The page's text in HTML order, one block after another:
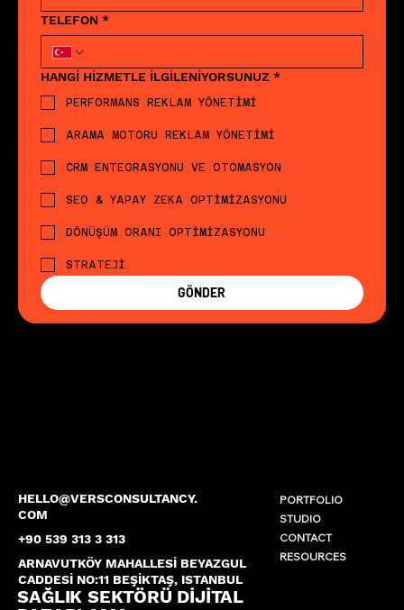
HELLO@VERSCONSULTANCY.
COM
+90 539 313 3 313
ARNAVUTKÖY MAHALLESİ BEYAZGUL
CADDESİ NO:11 BEŞİKTAŞ, ISTANBUL
SAĞLIK SEKTÖRÜ DİJİTAL
PORTFOLIO
STUDIO
CONTACT
RESOURCES
TELEFON *
HANGİ HİZMETLE İLGİLENİYORSUNUZ *
PERFORMANS REKLAM YÖNETİMİ
ARAMA MOTORU REKLAM YÖNETİMİ
CRM ENTEGRASYONU VE OTOMASYON
SEO & YAPAY ZEKA OPTİMİZASYONU
DÖNÜŞÜM ORANI OPTİMİZASYONU
STRATEJİ
GÖNDER